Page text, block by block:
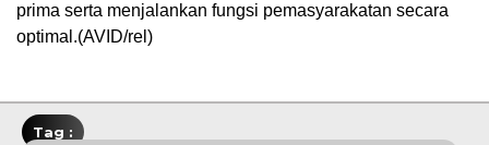
prima serta menjalankan fungsi pemasyarakatan secara
optimal.(AVID/rel)
Tag :